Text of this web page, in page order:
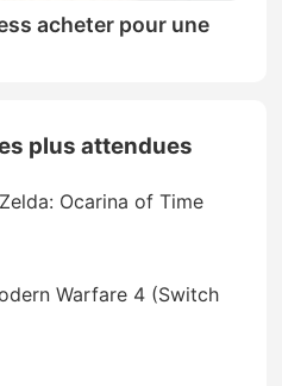
acheter pour une
plus attendues
Ocarina of Time
Warfare 4 (Switch